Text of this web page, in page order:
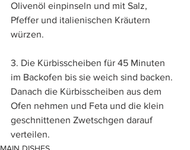
Olivenöl einpinseln und mit Salz,
Pfeffer und italienischen Kräutern
würzen.
3. Die Kürbisscheiben für 45 Minuten
im Backofen bis sie weich sind backen.
Danach die Kürbisscheiben aus dem
Ofen nehmen und Feta und die klein
geschnittenen Zwetschgen darauf
verteilen.